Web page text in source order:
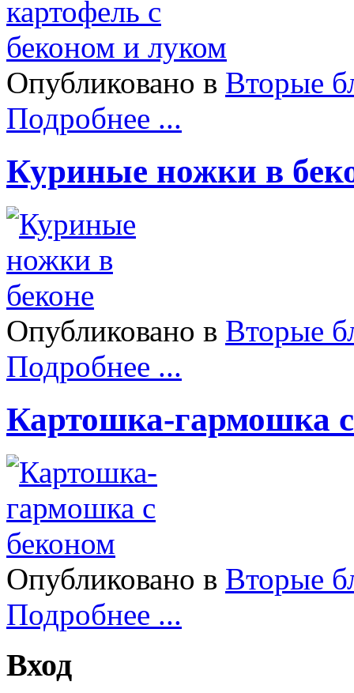
Опубликовано в Вторые
Подробнее ...
Куриные ножки в
Опубликовано в Вторые
Подробнее ...
Картошка-гармошка
Опубликовано в Вторые
Подробнее ...
Вход